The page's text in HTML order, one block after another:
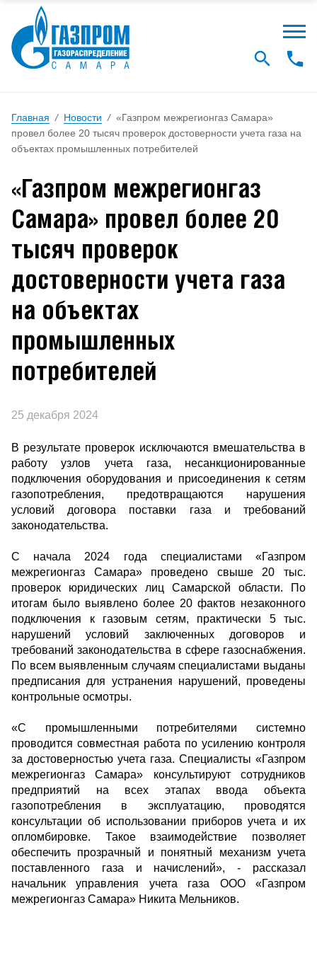
Главная / Новости / «Газпром межрегионгаз Самара»
провел более 20 тысяч проверок достоверности учета газа на
объектах промышленных потребителей
«Газпром межрегионгаз
Самара» провел более 20
тысяч проверок
достоверности учета газа
на объектах
промышленных
потребителей
25 декабря 2024
В результате проверок исключаются вмешательства в
работу узлов учета газа, несанкционированные
подключения оборудования и присоединения к сетям
газопотребления, предотвращаются нарушения
условий договора поставки газа и требований
законодательства.
С начала 2024 года специалистами «Газпром
межрегионгаз Самара» проведено свыше 20 тыс.
проверок юридических лиц Самарской области. По
итогам было выявлено более 20 фактов незаконного
подключения к газовым сетям, практически 5 тыс.
нарушений условий заключенных договоров и
требований законодательства в сфере газоснабжения.
По всем выявленным случаям специалистами выданы
предписания для устранения нарушений, проведены
контрольные осмотры.
«С промышленными потребителями системно
проводится совместная работа по усилению контроля
за достоверностью учета газа. Специалисты «Газпром
межрегионгаз Самара» консультируют сотрудников
предприятий на всех этапах ввода объекта
газопотребления в эксплуатацию, проводятся
консультации об использовании приборов учета и их
опломбировке. Такое взаимодействие позволяет
обеспечить прозрачный и понятный механизм учета
поставленного газа и начислений», - рассказал
начальник управления учета газа ООО «Газпром
межрегионгаз Самара» Никита Мельников.